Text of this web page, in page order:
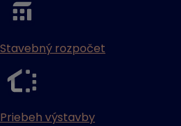
Stavebný rozpočet
Priebeh výstavby